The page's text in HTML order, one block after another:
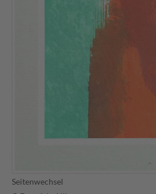
Seitenwechsel